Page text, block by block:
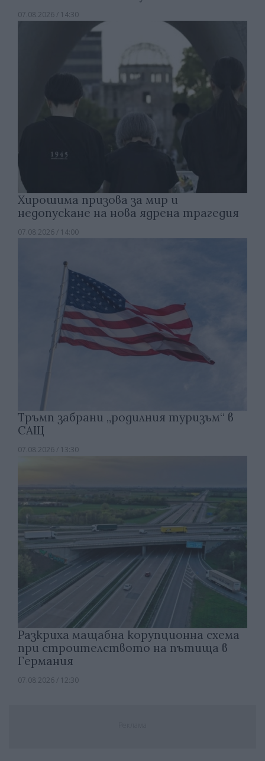
07.08.2026 / 14:30
Хирошима призова за мир и
недопускане на нова ядрена трагедия
07.08.2026 / 14:00
Тръмп забрани „родилния туризъм“ в
САЩ
07.08.2026 / 13:30
Разкриха мащабна корупционна схема
при строителството на пътища в
Германия
07.08.2026 / 12:30